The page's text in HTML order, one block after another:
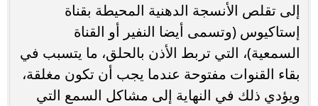
إلى تقلص الأنسجة الدهنية المحيطة بقناة
إستاكيوس (وتسمى أيضا النفير أو القناة
السمعية)، التي تربط الأذن بالحلق، ما يتسبب في
بقاء القنوات مفتوحة عندما يجب أن تكون مغلقة،
ويؤدي ذلك في النهاية إلى مشاكل السمع التي